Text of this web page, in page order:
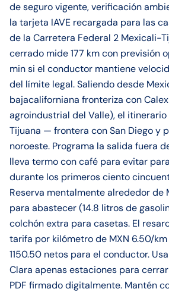
de seguro vigente, verificación
la tarjeta IAVE recargada para las
de la Carretera Federal 2 Mexicali-
cerrado mide 177 km con previsión
min si el conductor mantiene
del límite legal. Saliendo desde
bajacaliforniana fronteriza con
agroindustrial del Valle), el
Tijuana — frontera con San Diego y
noroeste. Programa la salida fuera
lleva termo con café para evitar
durante los primeros ciento
Reserva mentalmente alrededor de
para abastecer (14.8 litros de
colchón extra para casetas. El
tarifa por kilómetro de MXN 6.50/km
1150.50 netos para el conductor.
Clara apenas estaciones para
PDF firmado digitalmente. Mantén